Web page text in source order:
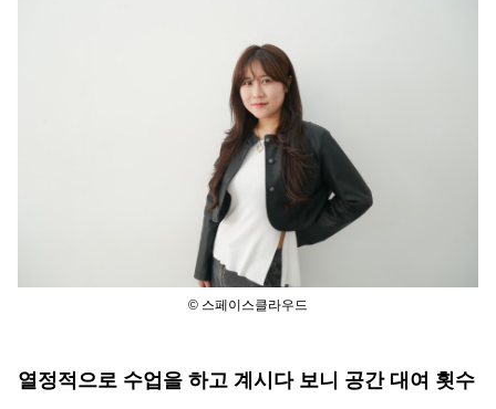
© 스페이스클라우드
열정적으로 수업을 하고 계시다 보니 공간 대여 횟수